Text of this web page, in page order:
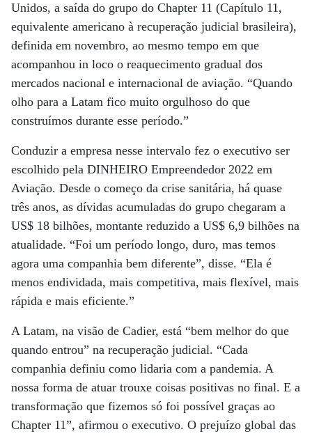
Unidos, a saída do grupo do Chapter 11 (Capítulo 11,
equivalente americano à recuperação judicial brasileira),
definida em novembro, ao mesmo tempo em que
acompanhou in loco o reaquecimento gradual dos
mercados nacional e internacional de aviação. “Quando
olho para a Latam fico muito orgulhoso do que
construímos durante esse período.”
Conduzir a empresa nesse intervalo fez o executivo ser
escolhido pela DINHEIRO Empreendedor 2022 em
Aviação. Desde o começo da crise sanitária, há quase
três anos, as dívidas acumuladas do grupo chegaram a
US$ 18 bilhões, montante reduzido a US$ 6,9 bilhões na
atualidade. “Foi um período longo, duro, mas temos
agora uma companhia bem diferente”, disse. “Ela é
menos endividada, mais competitiva, mais flexível, mais
rápida e mais eficiente.”
A Latam, na visão de Cadier, está “bem melhor do que
quando entrou” na recuperação judicial. “Cada
companhia definiu como lidaria com a pandemia. A
nossa forma de atuar trouxe coisas positivas no final. E a
transformação que fizemos só foi possível graças ao
Chapter 11”, afirmou o executivo. O prejuízo global das